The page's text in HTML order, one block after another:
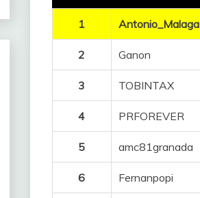
1 Antonio_Malaga
2 Ganon
3 TOBINTAX
4 PRFOREVER
5 amc81granada
6 Fernanpopi